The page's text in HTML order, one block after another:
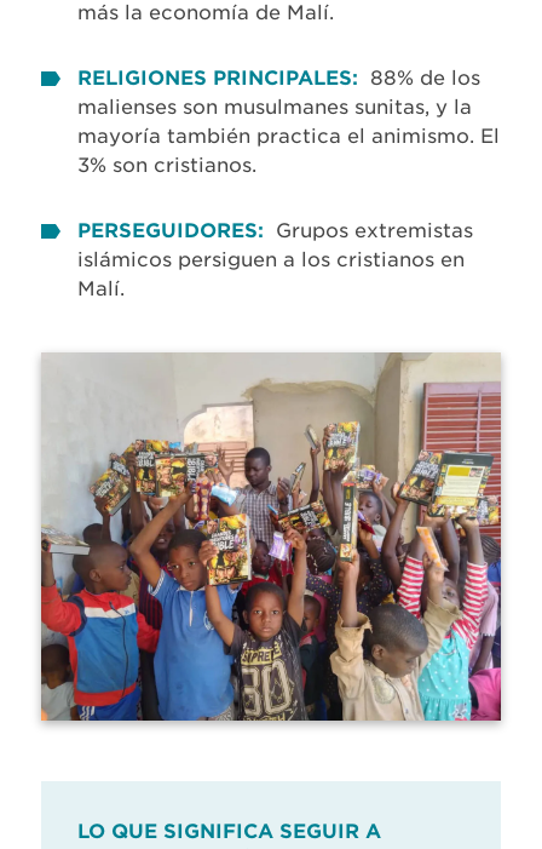
más la economía de Malí.
RELIGIONES PRINCIPALES:
88% de los
malienses son musulmanes sunitas, y la
mayoría también practica el animismo. El
3% son cristianos.
PERSEGUIDORES:
Grupos extremistas
islámicos persiguen a los cristianos en
Malí.
LO QUE SIGNIFICA SEGUIR A